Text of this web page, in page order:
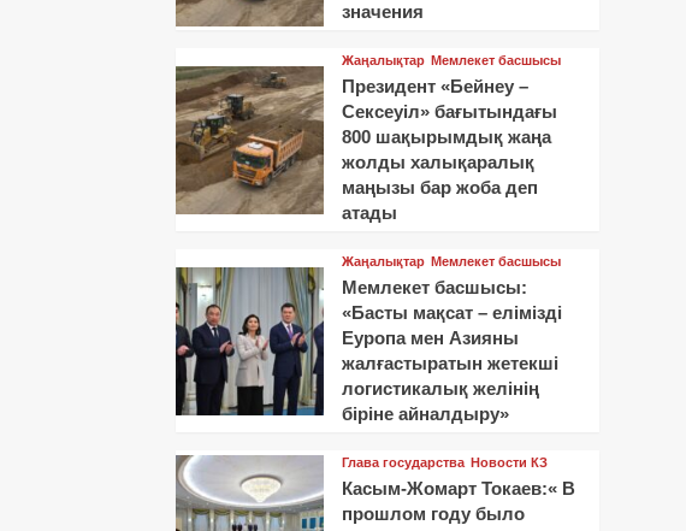
значения
Жаңалықтар Мемлекет басшысы
Президент «Бейнеу –
Сексеуіл» бағытындағы
800 шақырымдық жаңа
жолды халықаралық
маңызы бар жоба деп
атады
Жаңалықтар Мемлекет басшысы
Мемлекет басшысы:
«Басты мақсат – елімізді
Еуропа мен Азияны
жалғастыратын жетекші
логистикалық желінің
біріне айналдыру»
Глава государства Новости КЗ
Касым-Жомарт Токаев:« В
прошлом году было